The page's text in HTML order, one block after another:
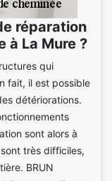
réparation
à La Mure ?
qui
fait, il est possible
détériorations.
sont alors à
très difficiles,
BRUN